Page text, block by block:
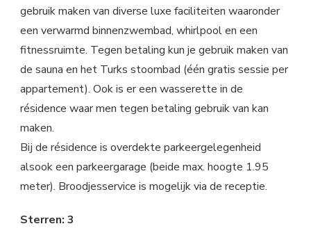
gebruik maken van diverse luxe faciliteiten waaronder
een verwarmd binnenzwembad, whirlpool en een
fitnessruimte. Tegen betaling kun je gebruik maken van
de sauna en het Turks stoombad (één gratis sessie per
appartement). Ook is er een wasserette in de
résidence waar men tegen betaling gebruik van kan
maken.
Bij de résidence is overdekte parkeergelegenheid
alsook een parkeergarage (beide max. hoogte 1.95
meter). Broodjesservice is mogelijk via de receptie.
Sterren: 3